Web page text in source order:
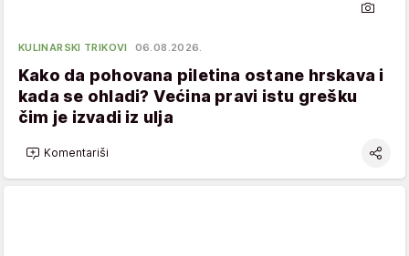
KULINARSKI TRIKOVI 06.08.2026.
Kako da pohovana piletina ostane hrskava i
kada se ohladi? Većina pravi istu grešku
čim je izvadi iz ulja
Komentariši